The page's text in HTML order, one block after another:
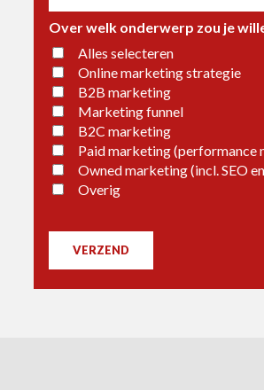
Over welk onderwerp zou je
Alles selecteren
Online marketing strategie
B2B marketing
Marketing funnel
B2C marketing
Paid marketing (performance
Owned marketing (incl. SEO
Overig
VERZEND